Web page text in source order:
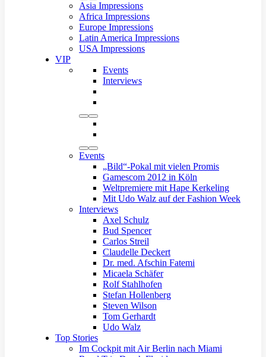
Asia Impressions
Africa Impressions
Europe Impressions
Latin America Impressions
USA Impressions
VIP
Events
Interviews
Events
„Bild“-Pokal mit vielen Promis
Gamescom 2012 in Köln
Weltpremiere mit Hape Kerkeling
Mit Udo Walz auf der Fashion Week
Interviews
Axel Schulz
Bud Spencer
Carlos Streil
Claudelle Deckert
Dr. med. Afschin Fatemi
Micaela Schäfer
Rolf Stahlhofen
Stefan Hollenberg
Steven Wilson
Tom Gerhardt
Udo Walz
Top Stories
Im Cockpit mit Air Berlin nach Miami